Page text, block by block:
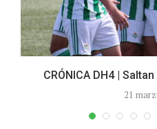
CRÓNICA DH4 |
21